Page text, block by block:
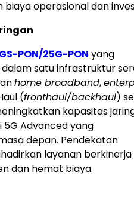
operasional dan
PON/25G-PON yang
satu infrastruktur
home broadband,
(fronthaul/backhaul)
kapasitas
Advanced yang
depan. Pendekatan
layanan berkinerja
dan hemat biaya.